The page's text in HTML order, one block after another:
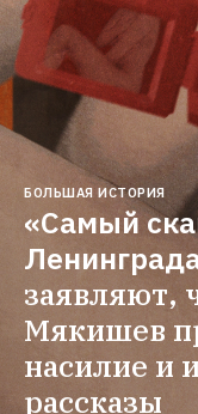
БОЛЬШАЯ ИСТОРИЯ
«Самый
заявляют,
Мякишев
насилие и
рассказы